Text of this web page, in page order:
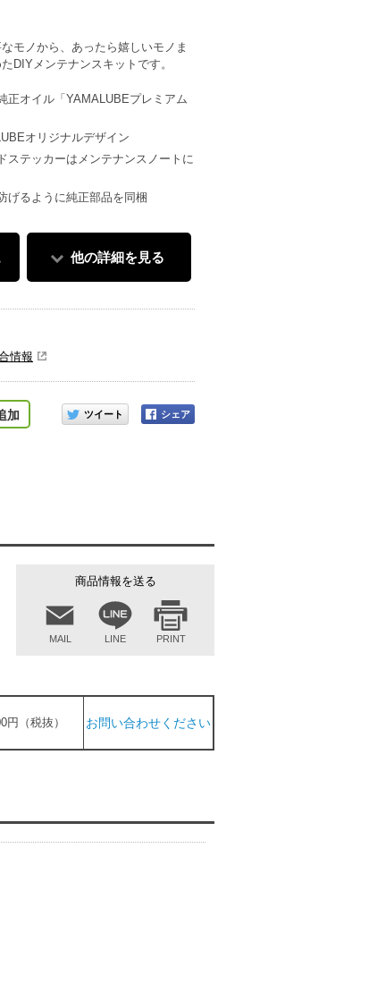
モノから、あったら嬉しいモノま
DIYメンテナンスキットです。
正オイル「YAMALUBEプレミアム
オリジナルデザイン
ステッカーはメンテナンスノートに
げるように純正部品を同梱
他の詳細を見る
情報
加
このアイテムをシェアする
商品情報を送る
MAIL LINE PRINT
（税抜） お問い合わせください